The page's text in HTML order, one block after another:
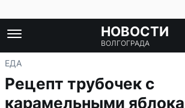
НОВОСТИ
ВОЛГОГРАДА
ЕДА
Рецепт трубочек с
карамельными